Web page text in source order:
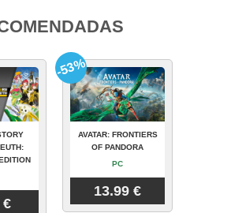
€
AVATAR: FRONTIERS
OF PANDORA
PC
13.99 €
-53%